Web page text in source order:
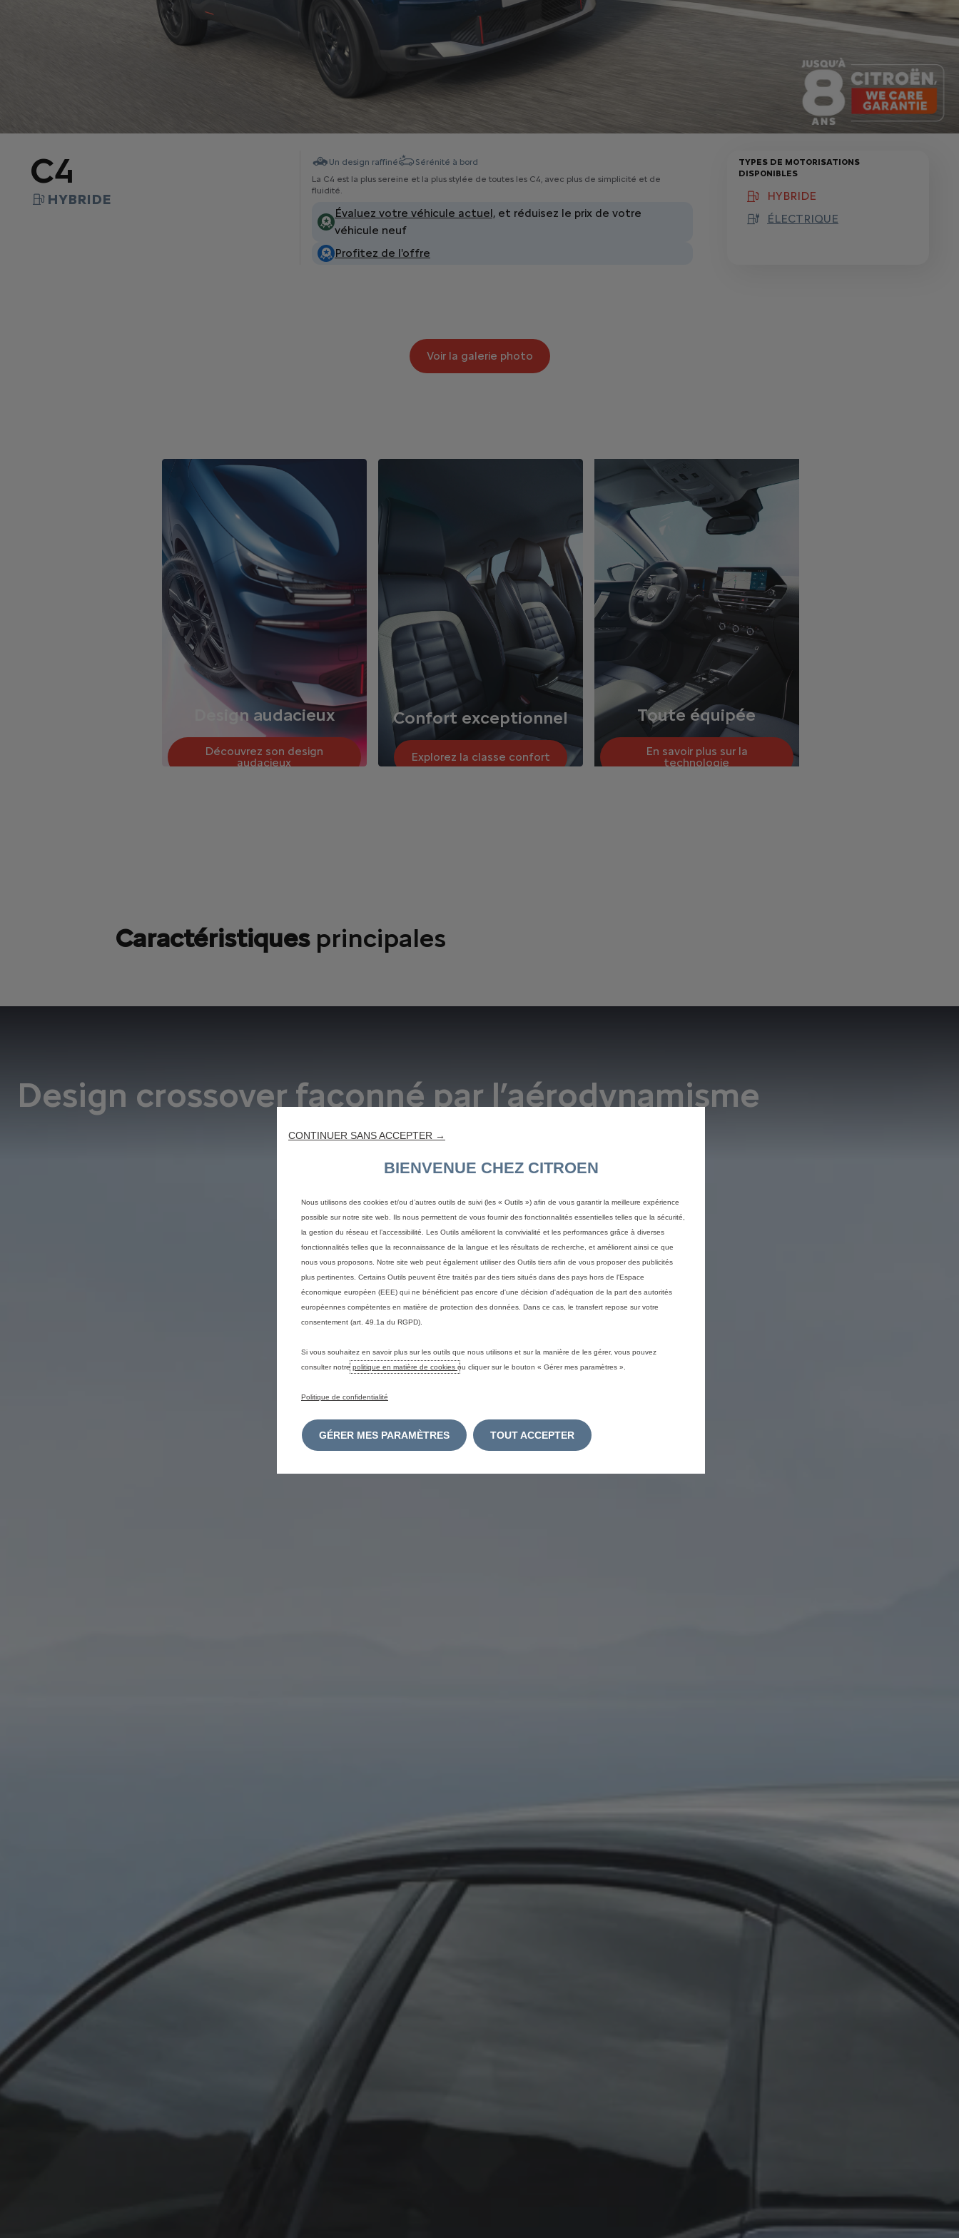
C4
HYBRIDE
Un design raffiné
Sérénité à bord
La C4 est la plus sereine et la plus stylée de toutes les C4, avec plus de simplicité et de
fluidité.
Évaluez votre véhicule actuel, et réduisez le prix de votre
véhicule neuf
Profitez de l'offre
TYPES DE MOTORISATIONS
DISPONIBLES
HYBRIDE
ÉLECTRIQUE
Voir la galerie photo
Design audacieux
Découvrez son design
audacieux
Confort exceptionnel
Explorez la classe confort
Toute équipée
En savoir plus sur la
technologie
Caractéristiques principales
Design crossover façonné par l’aérodynamisme
CONTINUER SANS ACCEPTER →
BIENVENUE CHEZ CITROEN
Nous utilisons des cookies et/ou d’autres outils de suivi (les « Outils ») afin de vous garantir la meilleure expérience
possible sur notre site web. Ils nous permettent de vous fournir des fonctionnalités essentielles telles que la sécurité,
la gestion du réseau et l’accessibilité. Les Outils améliorent la convivialité et les performances grâce à diverses
fonctionnalités telles que la reconnaissance de la langue et les résultats de recherche, et améliorent ainsi ce que
nous vous proposons. Notre site web peut également utiliser des Outils tiers afin de vous proposer des publicités
plus pertinentes. Certains Outils peuvent être traités par des tiers situés dans des pays hors de l'Espace
économique européen (EEE) qui ne bénéficient pas encore d'une décision d'adéquation de la part des autorités
européennes compétentes en matière de protection des données. Dans ce cas, le transfert repose sur votre
consentement (art. 49.1a du RGPD).
Si vous souhaitez en savoir plus sur les outils que nous utilisons et sur la manière de les gérer, vous pouvez
consulter notre politique en matière de cookies ou cliquer sur le bouton « Gérer mes paramètres ».
Politique de confidentialité
GÉRER MES PARAMÈTRES TOUT ACCEPTER